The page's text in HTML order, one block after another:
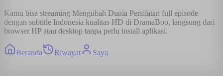
Kamu bisa streaming Mengubah Dunia Persilatan full episode
dengan subtitle Indonesia kualitas HD di DramaBoo, langsung dari
browser HP atau desktop tanpa perlu install aplikasi.
Beranda Riwayat Saya